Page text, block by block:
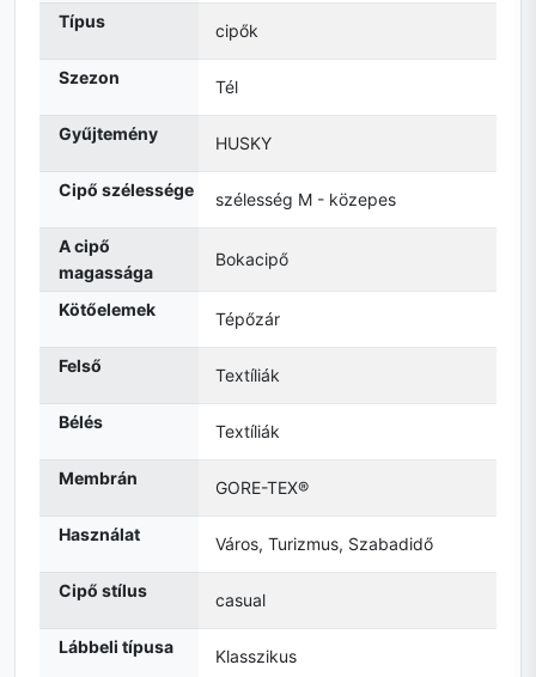
Típus cipők
Szezon Tél
Gyűjtemény HUSKY
Cipő szélessége szélesség M - közepes
A cipő
magassága
Bokacipő
Kötőelemek Tépőzár
Felső Textíliák
Bélés Textíliák
Membrán GORE-TEX®
Használat Város, Turizmus, Szabadidő
Cipő stílus casual
Lábbeli típusa Klasszikus